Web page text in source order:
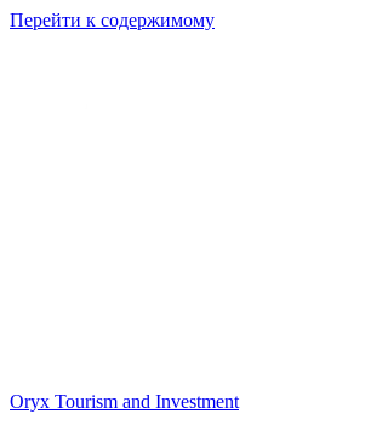
Перейти к содержимому
Oryx Tourism and Investment